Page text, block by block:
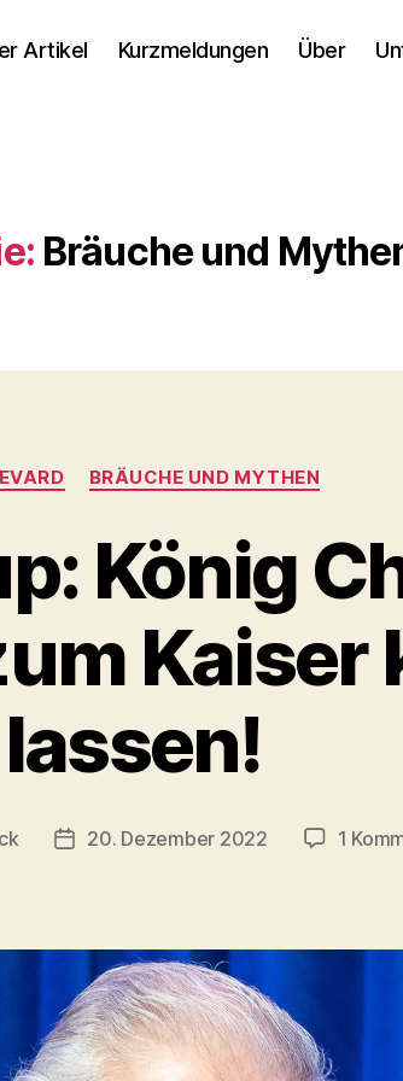
Artikel Kurzmeldungen Über
Bräuche und
Kategorien
BRÄUCHE UND MYTHEN
König
Kaiser
lassen!
Veröffentlichungsdatum
20. Dezember 2022 1